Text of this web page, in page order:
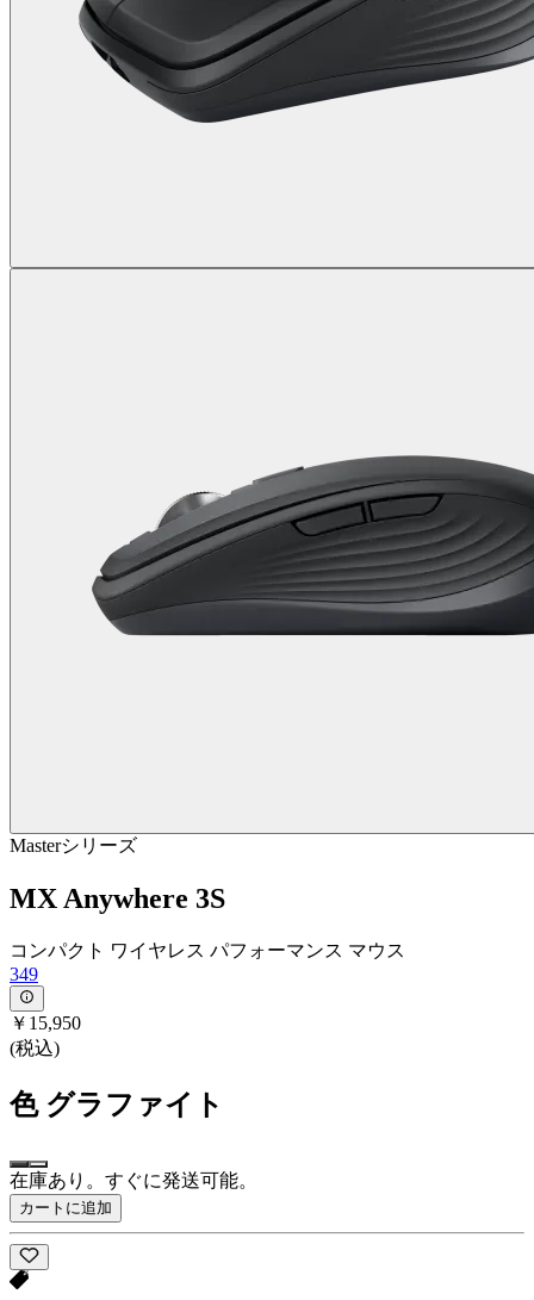
Masterシリーズ
MX Anywhere 3S
コンパクト ワイヤレス パフォーマンス マウス
349
￥15,950
(税込)
色 グラファイト
在庫あり。すぐに発送可能。
カートに追加